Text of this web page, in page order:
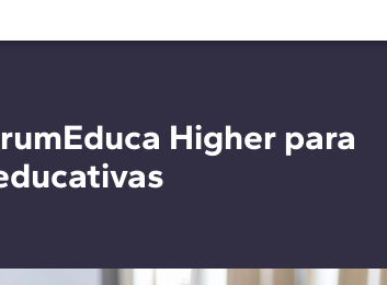
Higher para